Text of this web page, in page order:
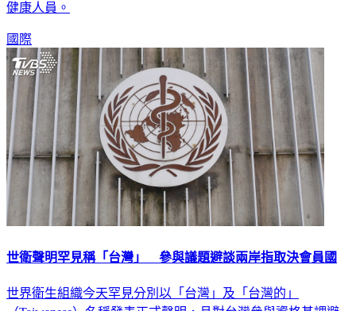
健康人員。
國際
世衛聲明罕見稱「台灣」 參與議題避談兩岸指取決會員國
世界衛生組織今天罕見分別以「台灣」及「台灣的」